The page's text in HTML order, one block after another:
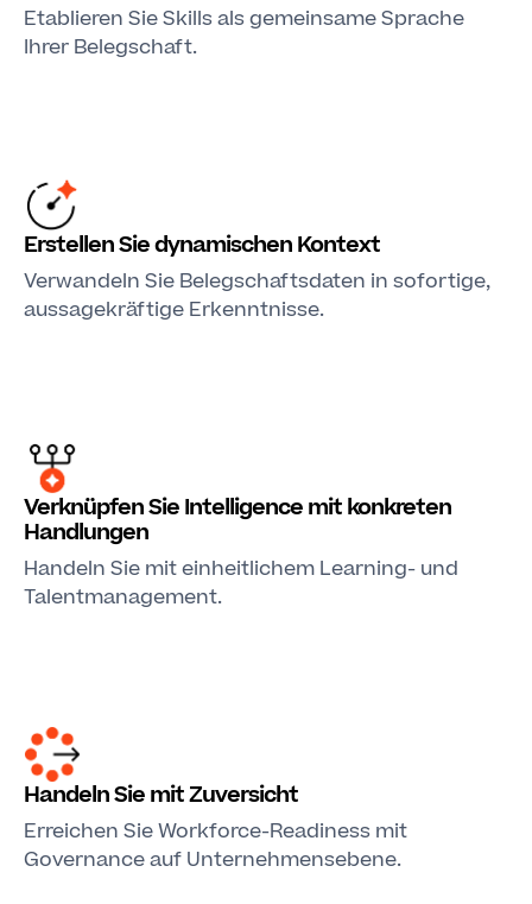
Etablieren Sie Skills als gemeinsame Sprache
Ihrer Belegschaft.
Erstellen Sie dynamischen Kontext
Verwandeln Sie Belegschaftsdaten in sofortige,
aussagekräftige Erkenntnisse.
Verknüpfen Sie Intelligence mit konkreten
Handlungen
Handeln Sie mit einheitlichem Learning- und
Talentmanagement.
Handeln Sie mit Zuversicht
Erreichen Sie Workforce-Readiness mit
Governance auf Unternehmensebene.